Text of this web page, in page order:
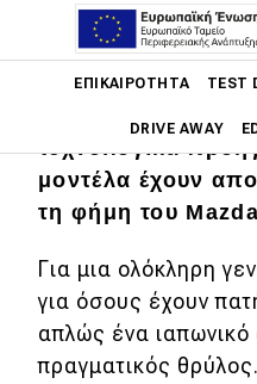
ΕΠΙΚΑΙΡΌΤΗΤΑ TEST
DRIVE AWAY
Main navigation
Επικαιρότητα
Νέα μοντέλα
Πρωτότυπα
Ελλάδα
Υπάρχουν
τεχνολογικά
μοντέλα έχουν
τη φήμη του
Για μια ολόκληρη
για όσους έχουν
απλώς ένα
πραγματικός